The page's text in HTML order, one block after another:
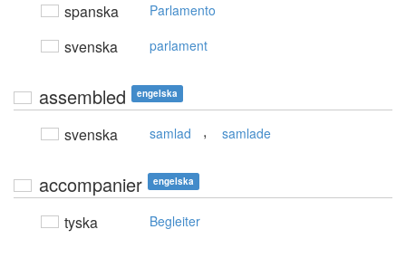
spanska Parlamento
svenska parlament
assembled engelska
svenska samlad , samlade
accompanier engelska
tyska Begleiter